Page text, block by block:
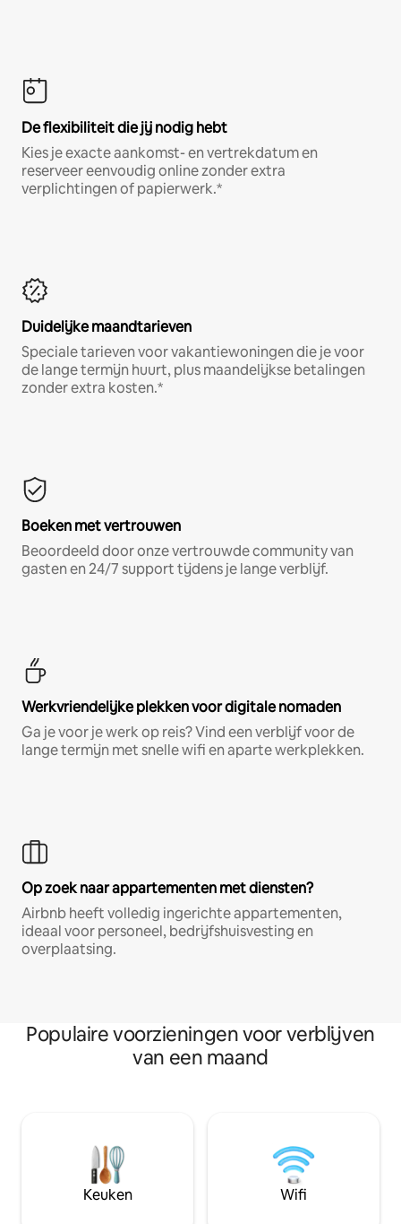
De flexibiliteit die jij nodig hebt
Kies je exacte aankomst- en vertrekdatum en
reserveer eenvoudig online zonder extra
verplichtingen of papierwerk.*
Duidelijke maandtarieven
Speciale tarieven voor vakantiewoningen die je voor
de lange termijn huurt, plus maandelijkse betalingen
zonder extra kosten.*
Boeken met vertrouwen
Beoordeeld door onze vertrouwde community van
gasten en 24/7 support tijdens je lange verblijf.
Werkvriendelijke plekken voor digitale nomaden
Ga je voor je werk op reis? Vind een verblijf voor de
lange termijn met snelle wifi en aparte werkplekken.
Op zoek naar appartementen met diensten?
Airbnb heeft volledig ingerichte appartementen,
ideaal voor personeel, bedrijfshuisvesting en
overplaatsing.
Populaire voorzieningen voor verblijven
van een maand
Keuken Wifi